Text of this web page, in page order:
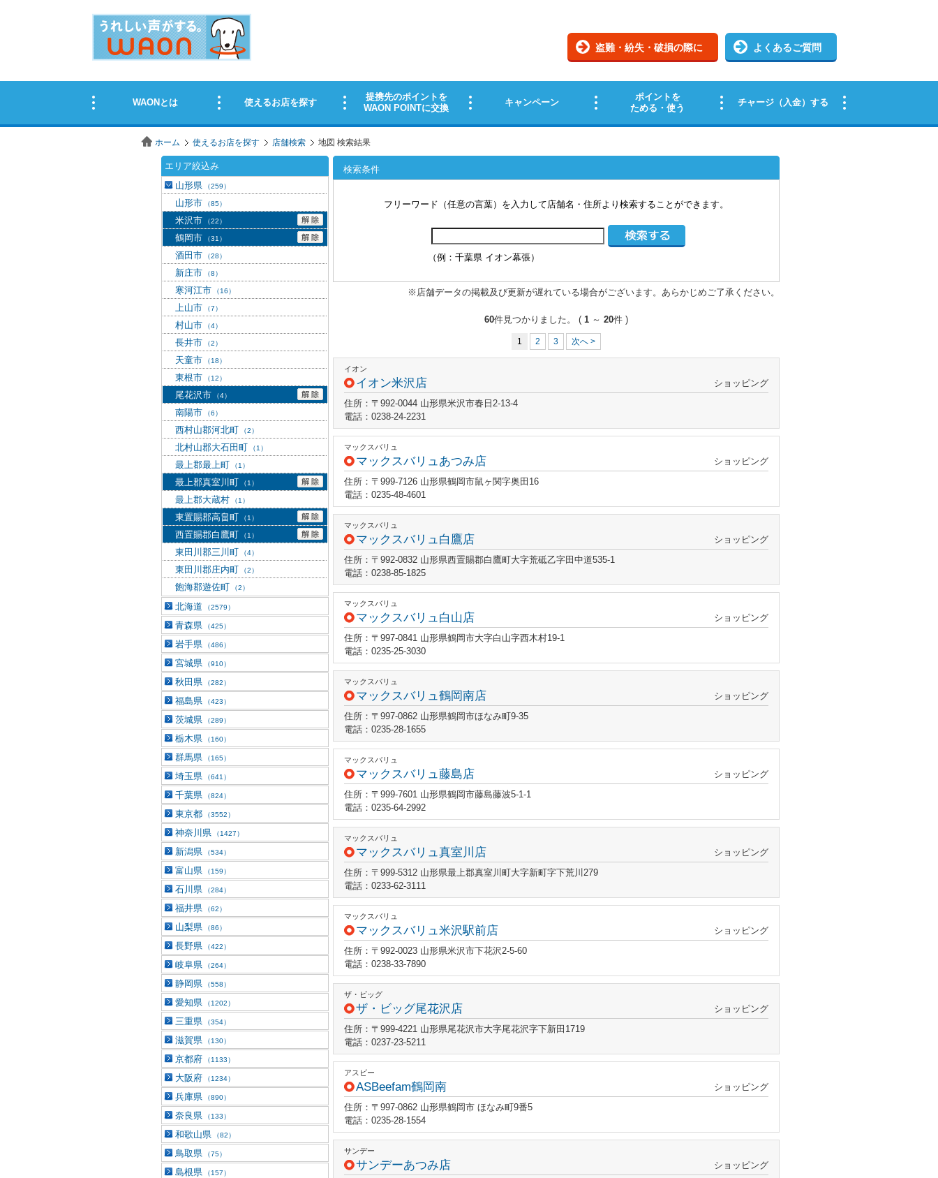
ホーム 使えるお店を探す 店舗検索 地図 検索結果
検索条件
フリーワード（任意の言葉）を入力して店舗名・住所より検索することができます。
（例：千葉県 イオン幕張）
※店舗データの掲載及び更新が遅れている場合がございます。あらかじめご了承ください。
60件見つかりました。 ( 1 ～ 20件 )
1 2 3 次へ >
イオン
イオン米沢店
ショッピング
住所：〒992-0044 山形県米沢市春日2-13-4
電話：0238-24-2231
マックスバリュ
マックスバリュあつみ店
ショッピング
住所：〒999-7126 山形県鶴岡市鼠ヶ関字奥田16
電話：0235-48-4601
マックスバリュ
マックスバリュ白鷹店
ショッピング
住所：〒992-0832 山形県西置賜郡白鷹町大字荒砥乙字田中道535-1
電話：0238-85-1825
マックスバリュ
マックスバリュ白山店
ショッピング
住所：〒997-0841 山形県鶴岡市大字白山字西木村19-1
電話：0235-25-3030
マックスバリュ
マックスバリュ鶴岡南店
ショッピング
住所：〒997-0862 山形県鶴岡市ほなみ町9-35
電話：0235-28-1655
マックスバリュ
マックスバリュ藤島店
ショッピング
住所：〒999-7601 山形県鶴岡市藤島藤波5-1-1
電話：0235-64-2992
マックスバリュ
マックスバリュ真室川店
ショッピング
住所：〒999-5312 山形県最上郡真室川町大字新町字下荒川279
電話：0233-62-3111
マックスバリュ
マックスバリュ米沢駅前店
ショッピング
住所：〒992-0023 山形県米沢市下花沢2-5-60
電話：0238-33-7890
ザ・ビッグ
ザ・ビッグ尾花沢店
ショッピング
住所：〒999-4221 山形県尾花沢市大字尾花沢字下新田1719
電話：0237-23-5211
アスビー
ASBeefam鶴岡南
ショッピング
住所：〒997-0862 山形県鶴岡市 ほなみ町9番5
電話：0235-28-1554
サンデー
サンデーあつみ店
ショッピング
エリア絞込み
山形県
（259）
山形市 （85）
米沢市 （22）
鶴岡市 （31）
酒田市 （28）
新庄市 （8）
寒河江市 （16）
上山市 （7）
村山市 （4）
長井市 （2）
天童市 （18）
東根市 （12）
尾花沢市 （4）
南陽市 （6）
西村山郡河北町 （2）
北村山郡大石田町 （1）
最上郡最上町 （1）
最上郡真室川町 （1）
最上郡大蔵村 （1）
東置賜郡高畠町 （1）
西置賜郡白鷹町 （1）
東田川郡三川町 （4）
東田川郡庄内町 （2）
飽海郡遊佐町 （2）
北海道 （2579）
青森県 （425）
岩手県 （486）
宮城県 （910）
秋田県 （282）
福島県 （423）
茨城県 （289）
栃木県 （160）
群馬県 （165）
埼玉県 （641）
千葉県 （824）
東京都 （3552）
神奈川県 （1427）
新潟県 （534）
富山県 （159）
石川県 （284）
福井県 （62）
山梨県 （86）
長野県 （422）
岐阜県 （264）
静岡県 （558）
愛知県 （1202）
三重県 （354）
滋賀県 （130）
京都府 （1133）
大阪府 （1234）
兵庫県 （890）
奈良県 （133）
和歌山県 （82）
鳥取県 （75）
島根県 （157）